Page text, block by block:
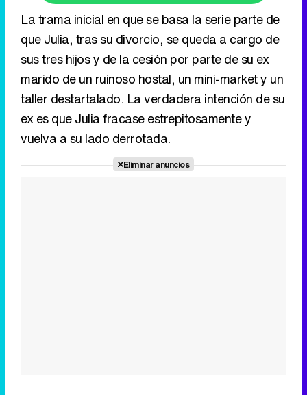
La trama inicial en que se basa la serie parte de
que Julia, tras su divorcio, se queda a cargo de
sus tres hijos y de la cesión por parte de su ex
marido de un ruinoso hostal, un mini-market y un
taller destartalado. La verdadera intención de su
ex es que Julia fracase estrepitosamente y
vuelva a su lado derrotada.
Eliminar anuncios